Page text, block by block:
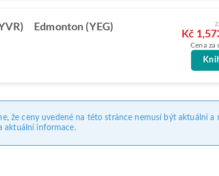
Edmonton (YEG)
Kč
Cena za
že ceny uvedené na této stránce nemusí být aktuální
aktuální informace.